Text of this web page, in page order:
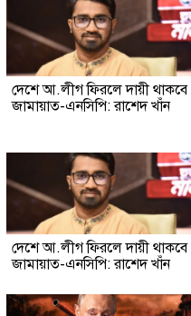
দেশে আ.লীগ ফিরলে দায়ী থাকবে
জামায়াত-এনসিপি: রাশেদ খাঁন
দেশে আ.লীগ ফিরলে দায়ী থাকবে
জামায়াত-এনসিপি: রাশেদ খাঁন